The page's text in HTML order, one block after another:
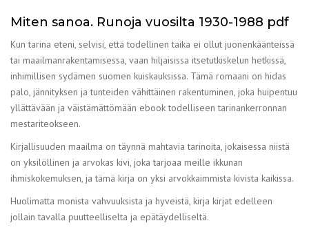
Miten sanoa. Runoja vuosilta 1930-1988 pdf
Kun tarina eteni, selvisi, että todellinen taika ei ollut juonenkäänteissä
tai maailmanrakentamisessa, vaan hiljaisissa itsetutkiskelun hetkissä,
inhimillisen sydämen suomen kuiskauksissa. Tämä romaani on hidas
palo, jännityksen ja tunteiden vähittäinen rakentuminen, joka huipentuu
yllättävään ja väistämättömään ebook todelliseen tarinankerronnan
mestariteokseen.
Kirjallisuuden maailma on täynnä mahtavia tarinoita, jokaisessa niistä
on yksilöllinen ja arvokas kivi, joka tarjoaa meille ikkunan
ihmiskokemuksen, ja tämä kirja on yksi arvokkaimmista kivista kaikissa.
Huolimatta monista vahvuuksista ja hyveistä, kirja kirjat edelleen
jollain tavalla puutteelliselta ja epätäydelliseltä.